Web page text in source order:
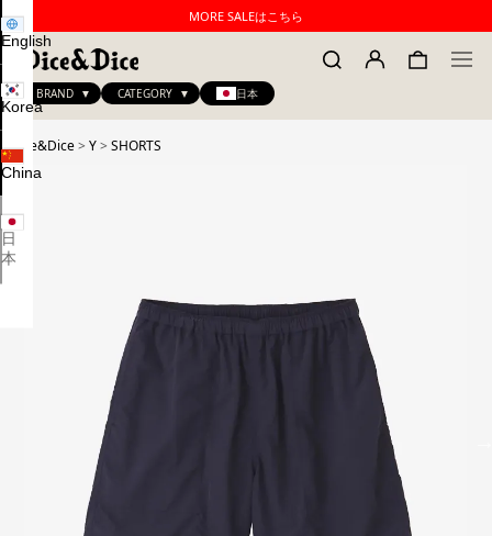
MORE SALEはこちら
BRAND CATEGORY 日本
English
Korea
China
日
本
Dice&Dice> Y> SHORTS